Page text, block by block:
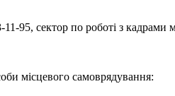
95, сектор по роботі з кадрами
місцевого самоврядування: